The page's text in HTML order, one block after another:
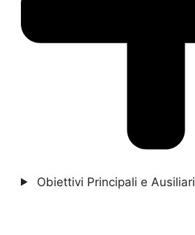
Obiettivi Principali e Ausiliari